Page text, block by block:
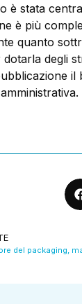
è stata
è più
quanto
dotarla degli
il